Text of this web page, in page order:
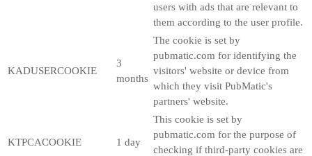
users with ads that are relevant to
them according to the user profile.
KADUSERCOOKIE
3
months
The cookie is set by
pubmatic.com for identifying the
visitors' website or device from
which they visit PubMatic's
partners' website.
KTPCACOOKIE 1 day
This cookie is set by
pubmatic.com for the purpose of
checking if third-party cookies are